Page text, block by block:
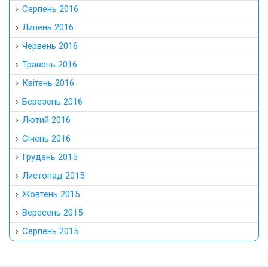
Серпень 2016
Липень 2016
Червень 2016
Травень 2016
Квітень 2016
Березень 2016
Лютий 2016
Січень 2016
Грудень 2015
Листопад 2015
Жовтень 2015
Вересень 2015
Серпень 2015